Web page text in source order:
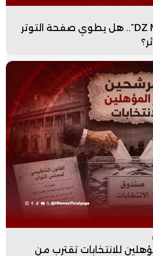
اعتقال أحد قادة “DZ Mafia”.. هل يطوي صفحة التوتر
للانتخابات تقترب من